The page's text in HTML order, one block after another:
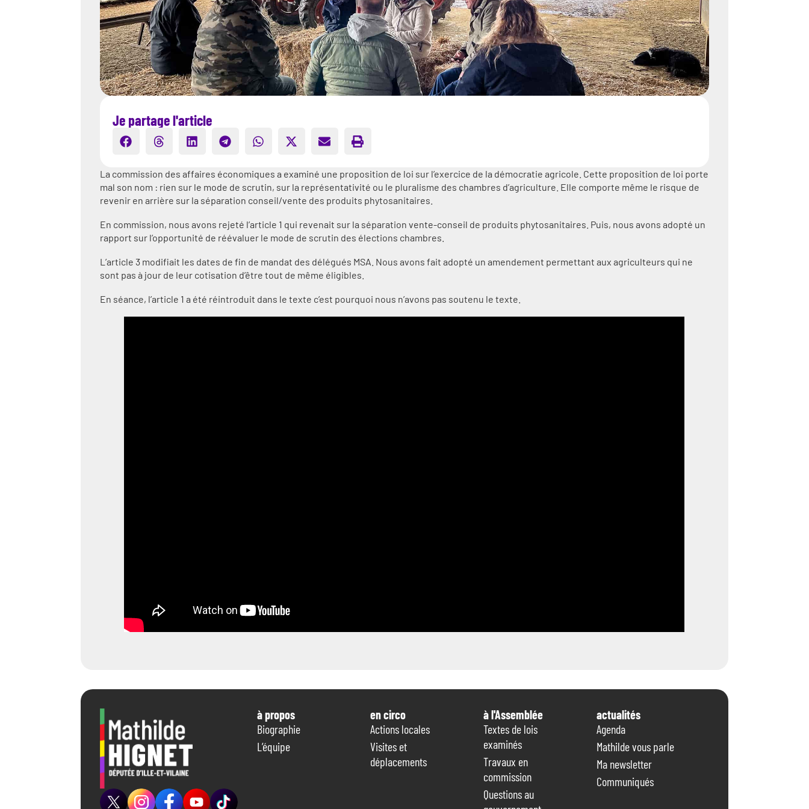
Je partage l'article
La commission des affaires économiques a examiné une proposition de loi sur l’exercice de la démocratie agricole. Cette proposition de loi porte
mal son nom : rien sur le mode de scrutin, sur la représentativité ou le pluralisme des chambres d’agriculture. Elle comporte même le risque de
revenir en arrière sur la séparation conseil/vente des produits phytosanitaires.
En commission, nous avons rejeté l’article 1 qui revenait sur la séparation vente-conseil de produits phytosanitaires. Puis, nous avons adopté un
rapport sur l’opportunité de réévaluer le mode de scrutin des élections chambres.
L’article 3 modifiait les dates de fin de mandat des délégués MSA. Nous avons fait adopté un amendement permettant aux agriculteurs qui ne
sont pas à jour de leur cotisation d’être tout de même éligibles.
En séance, l’article 1 a été réintroduit dans le texte c’est pourquoi nous n’avons pas soutenu le texte.
à propos
Biographie
L’équipe
en circo
Actions locales
Visites et
déplacements
à l'Assemblée
Textes de lois
examinés
Travaux en
commission
Questions au
actualités
Agenda
Mathilde vous parle
Ma newsletter
Communiqués